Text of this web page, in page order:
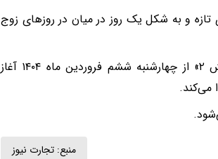
تازه و به شکل یک روز در میان در روز‌های زوج
طبق برنامه ریزی انجام شده پخش سریال «خجالت نکش ۲» از چهارشنبه ششم فروردین ماه ۱۴۰۴ آغاز
می‌کند.
منبع: تجارت نیوز